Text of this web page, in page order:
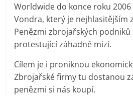
Worldwide do konce roku
Vondra, který je nejhlasitějším
Penězmi zbrojařských
protestující záhadně mizí.
Cílem je i proniknou
Zbrojařské firmy tu dostanou
penězmi si nás koupí.